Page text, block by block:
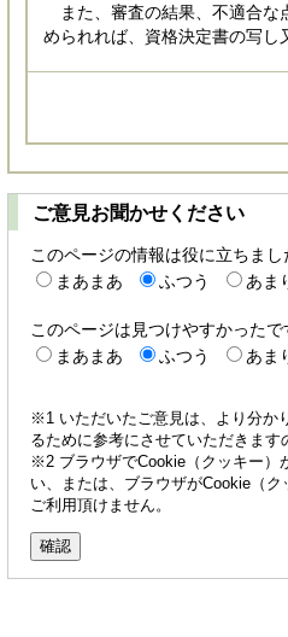
また、審査の結果、不適合な
められれば、資格決定書の写し
ご意見お聞かせください
このページの情報は役に立ちまし
まあまあ
ふつう あま
このページは見つけやすかったで
まあまあ
ふつう あま
※1 いただいたご意見は、より分か
るために参考にさせていただきます
※2 ブラウザでCookie（クッキー）
い、または、ブラウザがCookie（
ご利用頂けません。